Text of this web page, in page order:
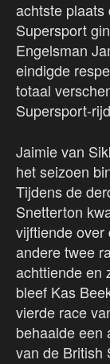
achtste plaats
Supersport
Engelsman
eindigde
totaal
Supersport-
Jaimie van
het seizoen
Tijdens de
Snetterton
vijftiende over
andere twee
achttiende en
bleef Kas
vierde race
behaalde een
van de British